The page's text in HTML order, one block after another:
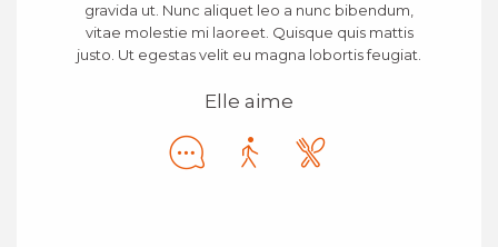
gravida ut. Nunc aliquet leo a nunc bibendum,
vitae molestie mi laoreet. Quisque quis mattis
justo. Ut egestas velit eu magna lobortis feugiat.
Elle aime